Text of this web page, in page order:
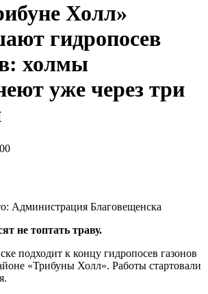
Холл»
гидропосев
холмы
уже через три
Администрация Благовещенска
не топтать траву.
подходит к концу гидропосев газонов
«Трибуны Холл». Работы стартовали